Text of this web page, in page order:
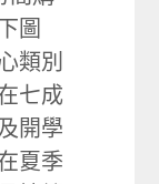
圖
類別
七成
開學
夏季